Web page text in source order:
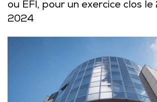
ou EFI, pour un exercice clos
2024